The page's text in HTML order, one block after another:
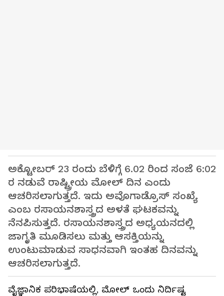
ಅಕ್ಟೋಬರ್ 23 ರಂದು ಬೆಳಿಗ್ಗೆ 6.02 ರಿಂದ ಸಂಜೆ 6:02
ರ ನಡುವೆ ರಾಷ್ಟ್ರೀಯ ಮೋಲ್ ದಿನ ಎಂದು
ಆಚರಿಸಲಾಗುತ್ತದೆ. ಇದು ಅವೊಗಾಡ್ರೊಸ್ ಸಂಖ್ಯೆ
ಎಂಬ ರಸಾಯನಶಾಸ್ತ್ರದ ಅಳತೆ ಘಟಕವನ್ನು
ನೆನಪಿಸುತ್ತದೆ. ರಸಾಯನಶಾಸ್ತ್ರದ ಅಧ್ಯಯನದಲ್ಲಿ
ಜಾಗೃತಿ ಮೂಡಿಸಲು ಮತ್ತು ಆಸಕ್ತಿಯನ್ನು
ಉಂಟುಮಾಡುವ ಸಾಧನವಾಗಿ ಇಂತಹ ದಿನವನ್ನು
ಆಚರಿಸಲಾಗುತ್ತದೆ.
ವೈಜ್ಞಾನಿಕ ಪರಿಭಾಷೆಯಲ್ಲಿ, ಮೋಲ್ ಒಂದು ನಿರ್ದಿಷ್ಟ